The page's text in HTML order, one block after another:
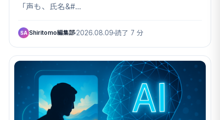
「声も、氏名&#…
SA Shiritomo編集部 2026.08.09 読了 7 分